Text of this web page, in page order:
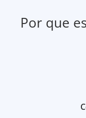
Por que